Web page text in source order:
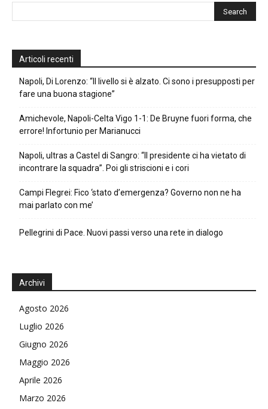
Articoli recenti
Napoli, Di Lorenzo: “Il livello si è alzato. Ci sono i presupposti per
fare una buona stagione”
Amichevole, Napoli-Celta Vigo 1-1: De Bruyne fuori forma, che
errore! Infortunio per Marianucci
Napoli, ultras a Castel di Sangro: “Il presidente ci ha vietato di
incontrare la squadra”. Poi gli striscioni e i cori
Campi Flegrei: Fico ‘stato d’emergenza? Governo non ne ha
mai parlato con me’
Pellegrini di Pace. Nuovi passi verso una rete in dialogo
Archivi
Agosto 2026
Luglio 2026
Giugno 2026
Maggio 2026
Aprile 2026
Marzo 2026